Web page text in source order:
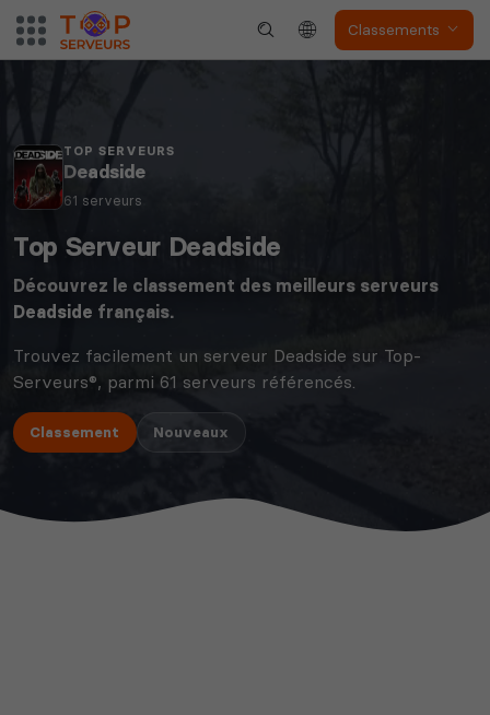
Classements
TOP SERVEURS
Deadside
61 serveurs
Top Serveur Deadside
Découvrez le classement des meilleurs serveurs
Deadside français.
Trouvez facilement un serveur Deadside sur Top-
Serveurs®, parmi 61 serveurs référencés.
Classement Nouveaux